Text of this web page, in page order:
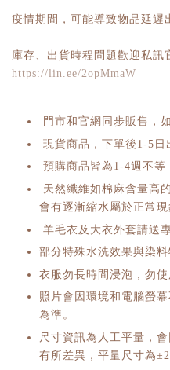
疫情期間，可能導致物品延遲
庫存、出貨時程問題歡迎私訊
https://lin.ee/2opMmaW
門市和官網同步販售，
現貨商品，下單後1-5日
預購商品皆為1-4週不等
天然纖維如棉麻含量高
會有逐漸縮水屬於正常現
羊毛衣及大衣外套請送
部分特殊水洗效果與染
衣服勿長時間浸泡，勿
照片會因環境和電腦螢
為準。
尺寸資訊為人工平量，
有所差異，平量尺寸為